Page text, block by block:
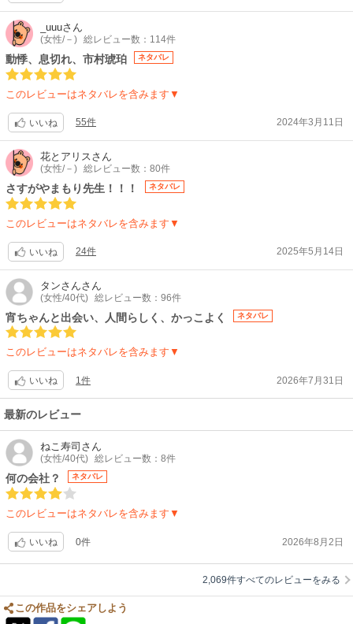
市村琥珀との恋愛をする過程で、どんどん女子として可愛い女の子へ変化
してゆく様や、見ていて、もどかしい二人の恋愛模様に、胸がキュンキュ
ンします。
しかし二人は高校生。高校生の恋愛は、短く脆く儚い。それは、進路の違
いによって、最初から終わりが見えているものだから。相思相愛となって
そんな、終わりが見えている、短く脆く儚い恋愛が故に、特別に「美し
く」感じるのかもしれません。
コメディー色もありますが、滝口宵と市村琥珀との恋愛が美しい絵として
描かれており、胸をキュンキュンとトキメカせ、1コマを何分でも眺めて
いたいくらいです。
実は、私は、高校生の時に恋愛して付き合った彼と、その後もずっと別れ
ずにいて、結局は結婚して娘を生んだのですが、、漫画と現実とは違い、
「あの時に別れていた方が、自分の中で、美しい恋愛という思い出に出来
たのでは？」と、少々複雑な心境です。娘の存在が、今の私の幸せなので
すが、「アオハル」な美しく切ない恋愛の思い出が欲しかったなと感じて
なりません。
涙と胸キュン無しでは、この漫画は読めません。こんなに胸がキュンキュ
ンするのは久しぶりです。
_uuuさん
(女性/－) 総レビュー数：114件
動悸、息切れ、市村琥珀 ネタバレ
このレビューはネタバレを含みます▼
いいね 55件 2024年3月11日
花とアリス さん
(女性/－) 総レビュー数：80件
さすがやまもり先生！！！ ネタバレ
このレビューはネタバレを含みます▼
いいね 24件 2025年5月14日
タンさんさん
(女性/40代) 総レビュー数：96件
宵ちゃんと出会い、人間らしく、かっこよく ネタバレ
このレビューはネタバレを含みます▼
いいね 1件 2026年7月31日
最新のレビュー
ねこ寿司 さん
(女性/40代) 総レビュー数：8件
何の会社？ ネタバレ
このレビューはネタバレを含みます▼
いいね 0件 2026年8月2日
2,069件すべてのレビューをみる
この作品をシェアしよう